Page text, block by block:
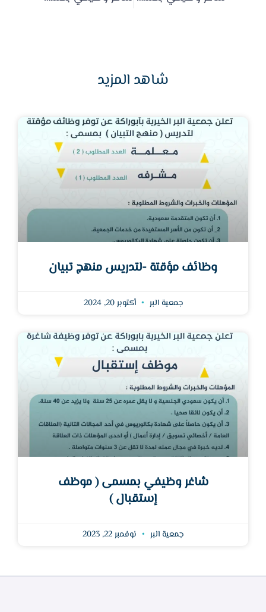
شاهد المزيد
وظائف مؤقتة -لتدريس منهج تبيان
جمعية البر أكتوبر 20, 2024
شاغر وظيفي بمسمى ( موظف
إستقبال )
جمعية البر نوفمبر 22, 2023